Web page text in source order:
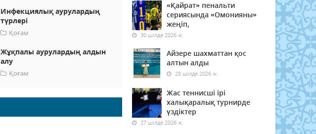
Инфекциялық аурулардың
түрлері
Қоғам
Жұқпалы аурулардың алдын
алу
Қоғам
«Қайрат» пенальти
сериясында «Омонияны»
жеңіп,
30 шілде 2026 ж.
Айзере шахматтан қос
алтын алды
28 шілде 2026 ж.
Жас теннисші ірі
халықаралық турнирде
үздіктер
27 шілде 2026 ж.